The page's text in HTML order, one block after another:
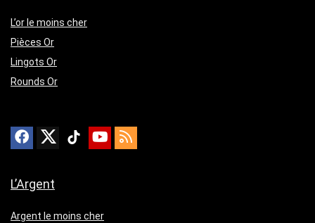
L’or le moins cher
Pièces Or
Lingots Or
Rounds Or
L’Argent
Argent le moins cher